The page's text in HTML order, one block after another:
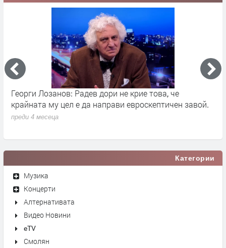
Георги Лозанов: Радев дори не крие това, че
крайната му цел е да направи евроскептичен завой.
преди 4 месеца
Категории
Музика
Концерти
Алтернативата
Видео Новини
eTV
Смолян